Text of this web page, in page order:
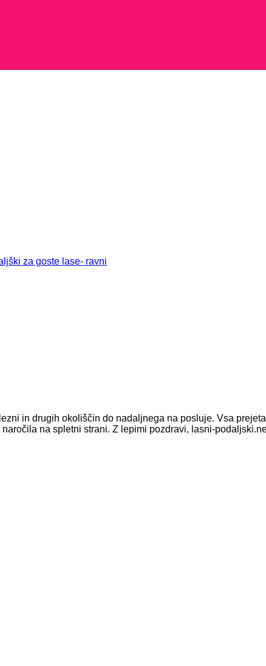
za goste lase- ravni
in drugih okoliščin do nadaljnega na posluje. Vsa
na spletni strani. Z lepimi pozdravi, lasni-